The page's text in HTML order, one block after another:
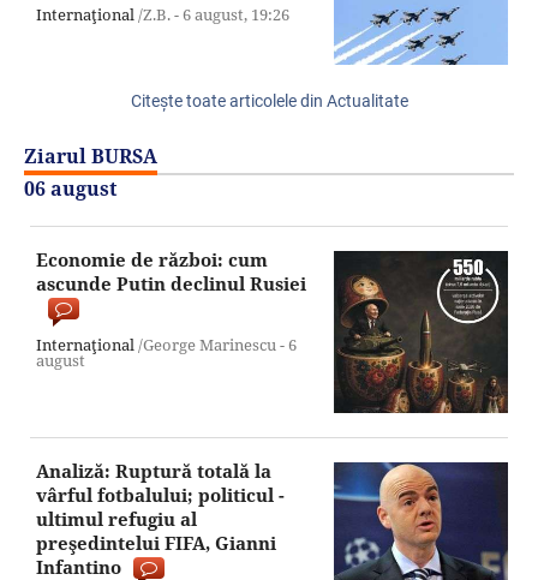
Internaţional /Z.B. -6 august, 19:26
Citeşte toate articolele din Actualitate
Ziarul BURSA
06 august
Economie de război: cum
ascunde Putin declinul Rusiei
Internaţional /George Marinescu -6
august
Analiză: Ruptură totală la
vârful fotbalului; politicul -
ultimul refugiu al
preşedintelui FIFA, Gianni
Infantino